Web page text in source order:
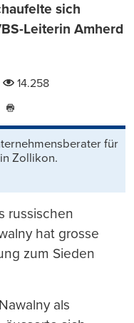
sich
Leiterin Amherd
14.258
drucken
für
Zollikon.
russischen
hat grosse
zum Sieden
als